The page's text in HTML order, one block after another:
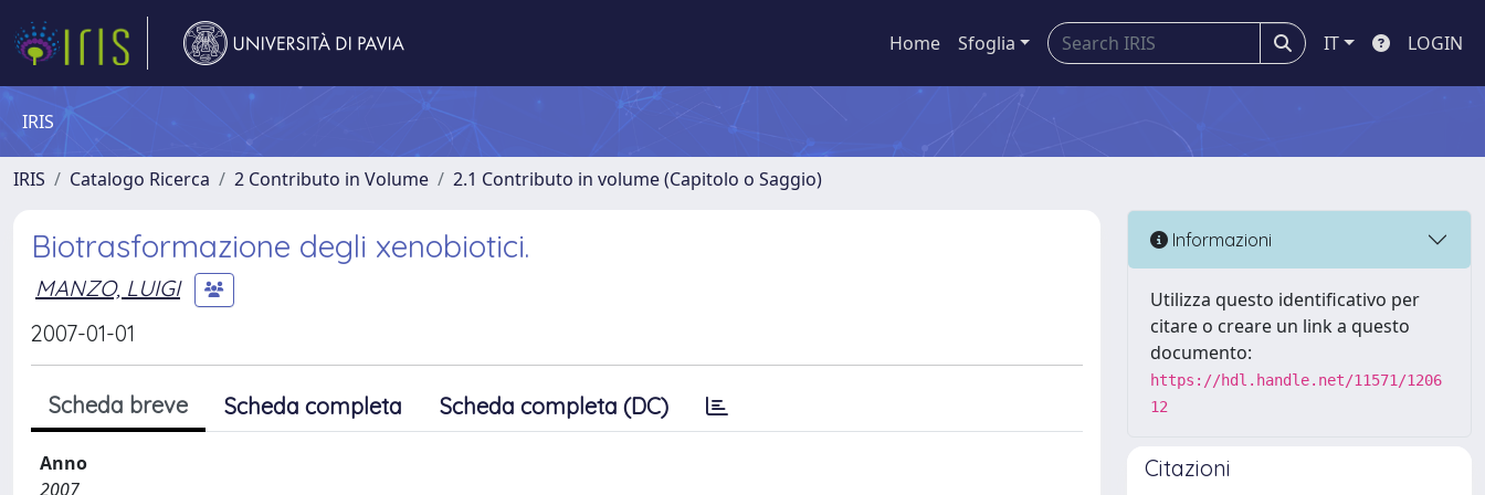
Home Sfoglia IT LOGIN
IRIS
IRIS Catalogo Ricerca 2 Contributo in Volume 2.1 Contributo in volume (Capitolo o Saggio)
Biotrasformazione degli xenobiotici.
MANZO, LUIGI
2007-01-01
Scheda breve Scheda completa Scheda completa (DC)
Anno
2007
Informazioni
Utilizza questo identificativo per
citare o creare un link a questo
documento:
https://hdl.handle.net/11571/1206
12
Citazioni